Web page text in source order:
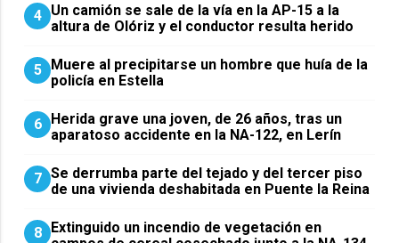
4 Un camión se sale de la vía en la AP-15 a la
altura de Olóriz y el conductor resulta herido
5 Muere al precipitarse un hombre que huía de la
policía en Estella
6 Herida grave una joven, de 26 años, tras un
aparatoso accidente en la NA-122, en Lerín
7 Se derrumba parte del tejado y del tercer piso
de una vivienda deshabitada en Puente la Reina
8 Extinguido un incendio de vegetación en